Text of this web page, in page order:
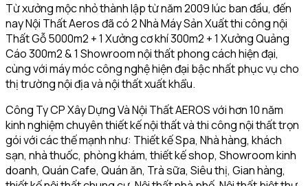
Từ xưởng mộc nhỏ thành lập từ năm 2009 lúc ban đầu, đến
nay Nội Thất Aeros đã có 2 Nhà Máy Sản Xuất thi công nội
Thất Gỗ 5000m2 + 1 Xưởng cơ khí 300m2 + 1 Xưởng Quảng
Cáo 300m2 & 1 Showroom nội thất phong cách hiện đại,
cùng với máy móc công nghệ hiện đại bậc nhất phục vụ cho
thị trường nội địa và nội thất xuất khẩu.
Công Ty CP Xây Dựng Và Nội Thất AEROS với hơn 10 năm
kinh nghiệm chuyên thiết kế nội thất và thi công nội thất trọn
gói với các thế mạnh như: Thiết kế Spa, Nhà hàng, khách
sạn, nhà thuốc, phòng khám, thiết kế shop, Showroom kinh
doanh, Quán Cafe, Quán ăn, Trà sữa, Siêu thị, Gian hàng,